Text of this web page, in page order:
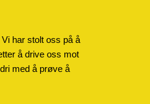
har stolt oss på å
å drive oss mot
med å prøve å